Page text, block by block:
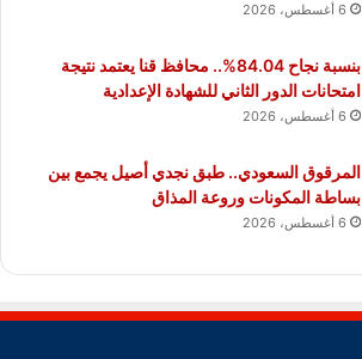
6 أغسطس، 2026
بنسبة نجاح 84.04%.. محافظ قنا يعتمد نتيجة
امتحانات الدور الثاني للشهادة الإعدادية
6 أغسطس، 2026
المرقوق السعودي.. طبق نجدي أصيل يجمع بين
بساطة المكونات وروعة المذاق
6 أغسطس، 2026